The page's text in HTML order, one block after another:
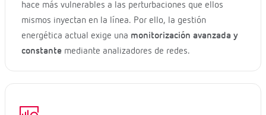
hace más vulnerables a las perturbaciones que ellos
mismos inyectan en la línea. Por ello, la gestión
energética actual exige una monitorización avanzada y
constante mediante analizadores de redes.